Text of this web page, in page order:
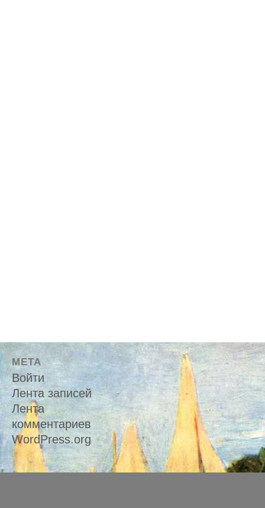
МЕТА
Войти
Лента записей
Лента
комментариев
WordPress.org